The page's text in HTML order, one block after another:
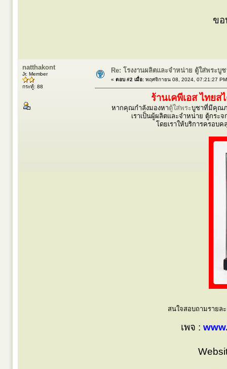
ขอ
natthakont
Jr. Member
กระทู้: 88
Re: โรงงานผลิตและจำหน่าย ตู้ใส่พระบู
« ตอบ #2 เมื่อ: พฤศจิกายน 08, 2024, 07:21:27
ร้านเคพีเอส ไทย
หากคุณกำลังมองหาตู้ใส่พระบูชาที่มีคุณภ
เราเป็นผู้ผลิตและจำหน่าย ตู้กระ
โดยเราให้บริการครอบ
สนใจสอบถามรายล
เพจ :